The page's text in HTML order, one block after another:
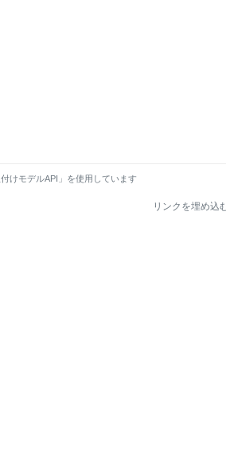
けモデルAPI」を使用しています
リンクを埋め込